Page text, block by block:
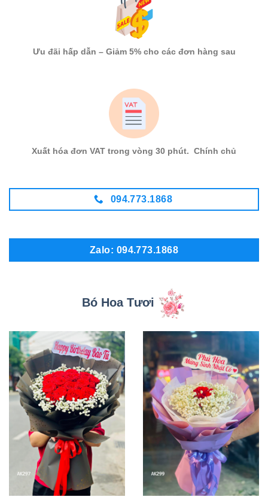
Ưu đãi hấp dẫn – Giảm 5% cho các đơn hàng sau
Xuất hóa đơn VAT trong vòng 30 phút. Chính chủ
094.773.1868
Zalo: 094.773.1868
Bó Hoa Tươi